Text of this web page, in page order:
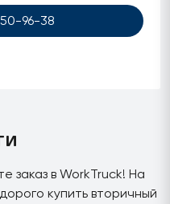
96-38
заказ в WorkTruck! На
купить вторичный